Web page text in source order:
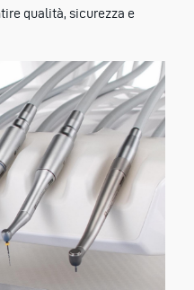
qualità, sicurezza e